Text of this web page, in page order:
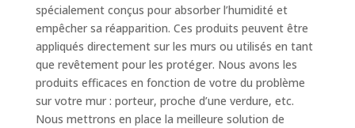
spécialement conçus pour absorber l’humidité et
empêcher sa réapparition. Ces produits peuvent être
appliqués directement sur les murs ou utilisés en tant
que revêtement pour les protéger. Nous avons les
produits efficaces en fonction de votre du problème
sur votre mur : porteur, proche d’une verdure, etc.
Nous mettrons en place la meilleure solution de